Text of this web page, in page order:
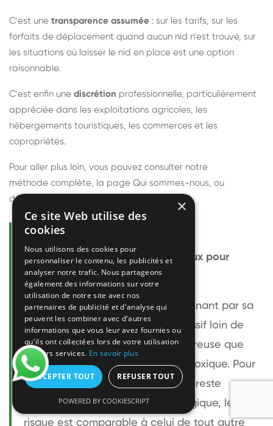
C'est une transparence assumée : sur les tarifs, sur les
forfaits de déplacement quand aucun nid n'est trouvé, sur
les situations où laisser le nid en place est une option
raisonnable.
C'est enfin une discrétion professionnelle, particulièrement
appréciée dans les exploitations agricoles, les
hébergements touristiques, les commerces et les
copropriétés.
Pour aller plus loin, vous pouvez consulter notre
méthode complète, la page Qui sommes-nous, ou
découvrir
Questions fréquentes
Le frelon européen est-il dangereux pour
l'homme ?
Le frelon européen est impressionnant par sa
taille mais relativement peu agressif loin de
son nid. Sa piqûre est plus douloureuse que
celle d'une guêpe sans être plus toxique. Pour
une personne non allergique, elle reste
bénigne. Pour une personne allergique, le
risque est comparable à celui de tout autre
×
Ce site Web utilise des
cookies
Nous utilisons des cookies pour
personnaliser le contenu, les publicités et
analyser notre trafic. Nous partageons
également des informations sur votre
utilisation de notre site avec nos
partenaires de publicité et d'analyse qui
peuvent les combiner avec d'autres
informations que vous leur avez fournies ou
qu'ils ont collectées lors de votre utilisation
de leurs services. En savoir plus
ACCEPTER TOUT REFUSER TOUT
POWERED BY COOKIESCRIPT